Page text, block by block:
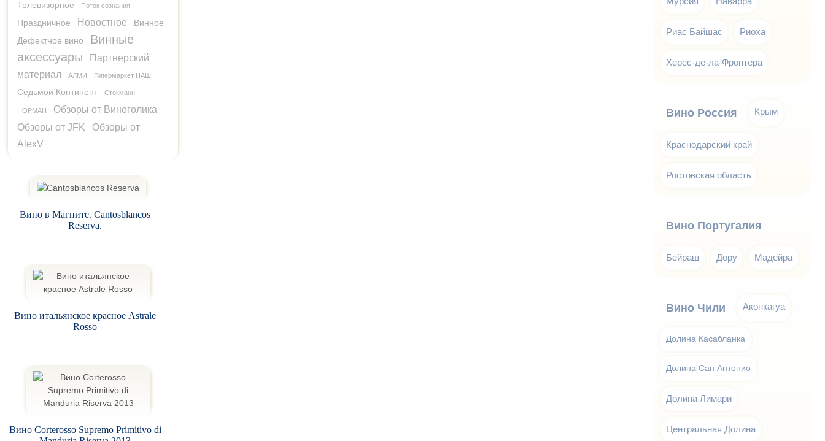
Телевизорное Поток сознания
Праздничное Новостное
Винное
Дефектное вино
Винные
аксессуары
Партнерский
материал
АЛМИ Гипермаркет НАШ
Седьмой Континент Стокманн
НОРМАН
Обзоры от Виноголика
Обзоры от JFK
Обзоры от
AlexV
Вино в Магните. Cantosblancos
Reserva.
Вино итальянское красное Astrale
Rosso
Вино Corterosso Supremo Primitivo di
Риас Байшас Риоха
Херес-де-ла-Фронтера
Вино Россия Крым
Краснодарский край
Ростовская область
Вино Португалия
Бейраш Дору Мадейра
Вино Чили Аконкагуа
Долина Касабланка
Долина Сан Антонио
Долина Лимари
Центральная Долина